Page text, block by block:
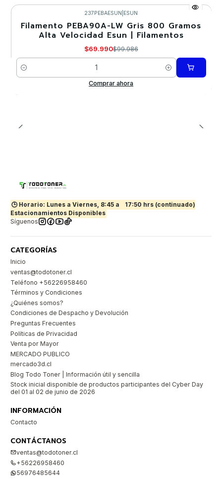
-30%
237PEBAESUN ESUN
Filamento PEBA90A-LW Gris 800 Gramos
Alta Velocidad Esun | Filamentos
$69.990$99.986
Cantidad
Comprar ahora
🕒 Horario: Lunes a Viernes, 8:45 a
17:50 hrs (continuado)
Estacionamientos Disponibles
Síguenos
CATEGORÍAS
Inicio
ventas@todotoner.cl
Teléfono +56226958460
Términos y Condiciones
¿Quiénes somos?
Condiciones de Despacho y Devolución
Preguntas Frecuentes
Políticas de Privacidad
Venta por Mayor
MERCADO PUBLICO
mercado3d.cl
Blog Todo Toner | Información útil y sencilla
Stock inicial disponible de productos participantes del Cyber Day
del 01 al 02 de junio de 2026
INFORMACIÓN
Contacto
CONTÁCTANOS
ventas@todotoner.cl
+56226958460
56976485644